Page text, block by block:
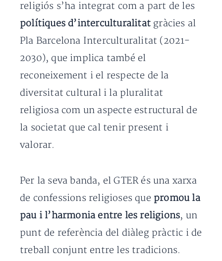
religiós s’ha integrat com a part de les
polítiques d’interculturalitat gràcies al
Pla Barcelona Interculturalitat (2021-
2030), que implica també el
reconeixement i el respecte de la
diversitat cultural i la pluralitat
religiosa com un aspecte estructural de
la societat que cal tenir present i
valorar.
Per la seva banda, el GTER és una xarxa
de confessions religioses que promou la
pau i l’harmonia entre les religions, un
punt de referència del diàleg pràctic i de
treball conjunt entre les tradicions.